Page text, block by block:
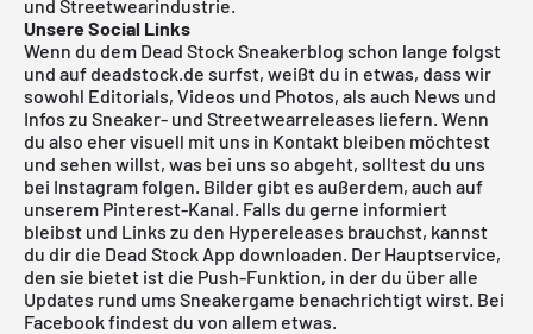
und Streetwearindustrie.
Unsere Social Links
Wenn du dem Dead Stock Sneakerblog schon lange folgst
und auf deadstock.de surfst, weißt du in etwas, dass wir
sowohl Editorials, Videos und Photos, als auch News und
Infos zu Sneaker- und Streetwearreleases liefern. Wenn
du also eher visuell mit uns in Kontakt bleiben möchtest
und sehen willst, was bei uns so abgeht, solltest du uns
bei Instagram folgen. Bilder gibt es außerdem, auch auf
unserem Pinterest-Kanal. Falls du gerne informiert
bleibst und Links zu den Hypereleases brauchst, kannst
du dir die Dead Stock App downloaden. Der Hauptservice,
den sie bietet ist die Push-Funktion, in der du über alle
Updates rund ums Sneakergame benachrichtigt wirst. Bei
Facebook findest du von allem etwas.